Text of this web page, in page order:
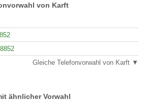
von Karft
Gleiche Telefonvorwahl von Karft ▼
ähnlicher Vorwahl